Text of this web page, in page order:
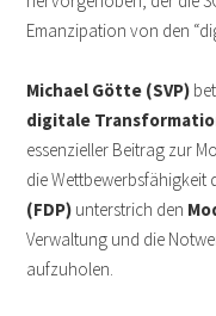
Emanzipation von den
Michael Götte (SVP)
digitale
essenzieller Beitrag zur
die Wettbewerbsfähigkeit
(FDP) unterstrich den
Verwaltung und die
aufzuholen.